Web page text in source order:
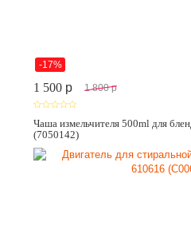
-17%
1 500 p 1 800 p
Чаша измельчителя 500ml для
(7050142)